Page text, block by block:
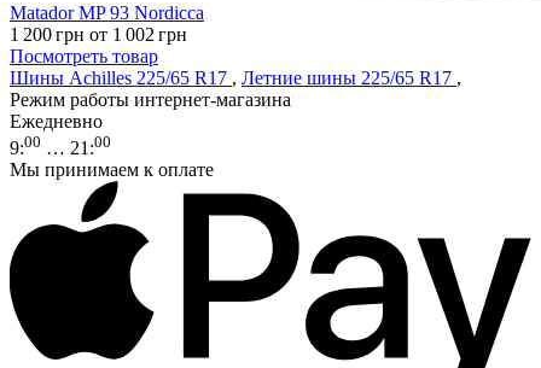
Matador MP 93 Nordicca
1 200грн от 1 002 грн
Посмотреть товар
Шины Achilles 225/65 R17 , Летние шины 225/65 R17 ,
Режим работы интернет-магазина
Ежедневно
9:00 … 21:00
Мы принимаем к оплате